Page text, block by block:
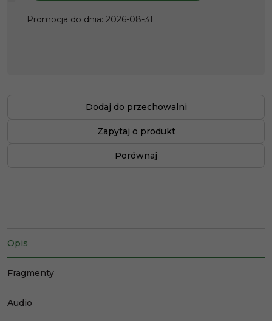
Promocja do dnia: 2026-08-31
Dodaj do przechowalni
Zapytaj o produkt
Porównaj
Opis
Fragmenty
Audio